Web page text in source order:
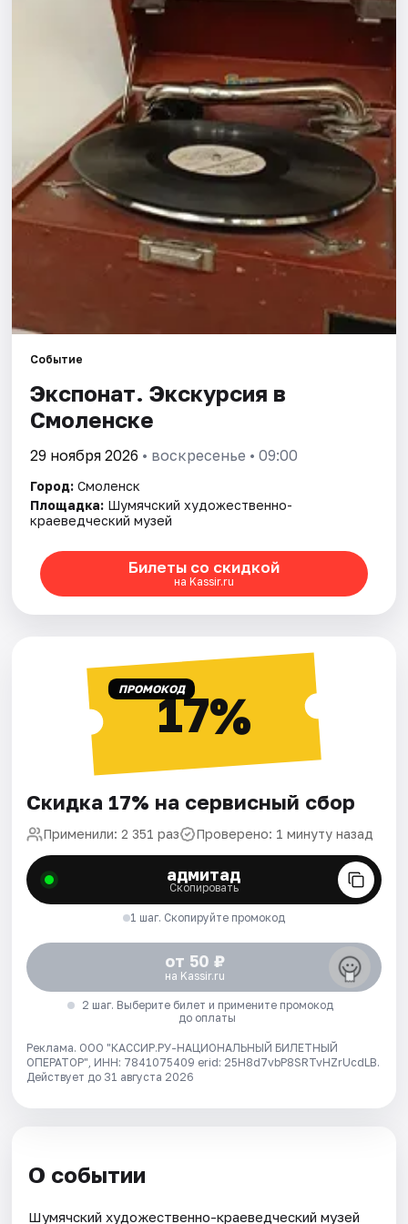
Рейтинги
Событие
Экспонат. Экскурсия в
Смоленске
29 ноября 2026 • воскресенье • 09:00
Город: Смоленск
Площадка: Шумячский художественно-
краеведческий музей
Билеты со скидкой
на Kassir.ru
ПРОМОКОД17%
Скидка 17% на сервисный сбор
Применили: 2 351 раз Проверено: 1 минуту назад
адмитад
Скопировать
1 шаг. Скопируйте промокод
от 50 ₽
на Kassir.ru
2 шаг. Выберите билет и примените промокод
до оплаты
Реклама. ООО "КАССИР.РУ-НАЦИОНАЛЬНЫЙ БИЛЕТНЫЙ
ОПЕРАТОР", ИНН: 7841075409 erid: 25H8d7vbP8SRTvHZrUcdLB.
Действует до 31 августа 2026
О событии
Шумячский художественно-краеведческий музей